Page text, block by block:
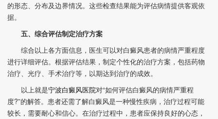
的形态、分布及边界情况。这些检查结果能为评估病情提供客观依
据。
五、综合评估制定治疗方案
综合以上各方面信息，医生可以对白癜风患者的病情严重程度
进行详细评估。根据评估结果，制定个性化的治疗方案，包括药物
治疗、光疗、手术治疗等，以期达到治疗的成效。
以上就是宁波白癜风医院对“如何评估白癜风的病情严重程
度?”的解答。患者还需了解白癜风是一种慢性疾病，治疗过程可能
较长，需要耐心和信心。在治疗过程中，患者应保持良好的心态，